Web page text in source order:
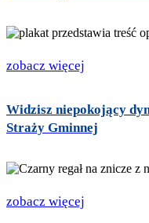
zobacz więcej
Widzisz niepokojący
Straży Gminnej
zobacz więcej